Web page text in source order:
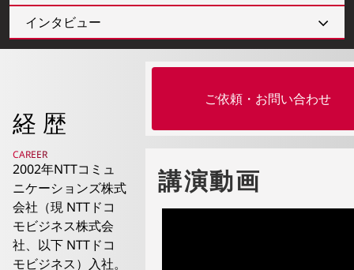
インタビュー
経歴
CAREER
2002年NTTコミュ
ニケーションズ株式
会社（現 NTTドコ
モビジネス株式会
社、以下 NTTドコ
モビジネス）入社。
ご依頼・お問い合わせ
講演動画